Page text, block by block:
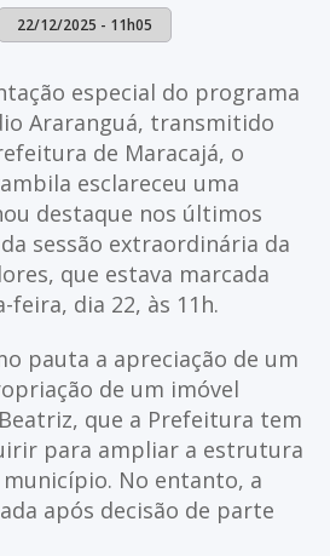
22/12/2025 - 11h05
especial do programa
Araranguá, transmitido
de Maracajá, o
esclareceu uma
destaque nos últimos
sessão extraordinária da
que estava marcada
feira, dia 22, às 11h.
pauta a apreciação de um
de um imóvel
que a Prefeitura tem
para ampliar a estrutura
No entanto, a
após decisão de parte